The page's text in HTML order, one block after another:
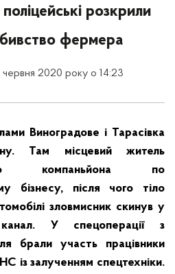
розкрили
фермера
2020 року о 14:23
Виноградове і Тарасівка
Там місцевий житель
компаньйона по
бізнесу, після чого тіло
зловмисник скинув у
канал. У спецоперації з
брали участь працівники
із залученням спецтехніки.